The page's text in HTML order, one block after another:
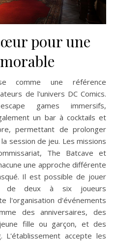
pour une
comme une référence
de l'univers DC Comics.
games immersifs,
un bar à cocktails et
permettant de prolonger
session de jeu. Les missions
The Batcave et
une approche différente
Il est possible de jouer
de deux à six joueurs
l'organisation d'événements
des anniversaires, des
fille ou garçon, et des
L'établissement accepte les